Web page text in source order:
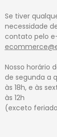
Se tiver
necessidade
contato pelo
Nosso horário
de segunda a
às 18h, e às
às 12h
(exceto